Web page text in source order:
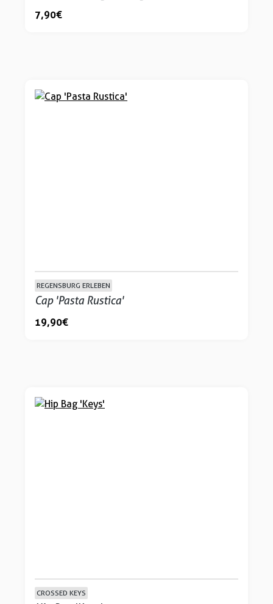
7,90 €
REGENSBURG ERLEBEN
Cap 'Pasta Rustica'
19,90 €
CROSSED KEYS